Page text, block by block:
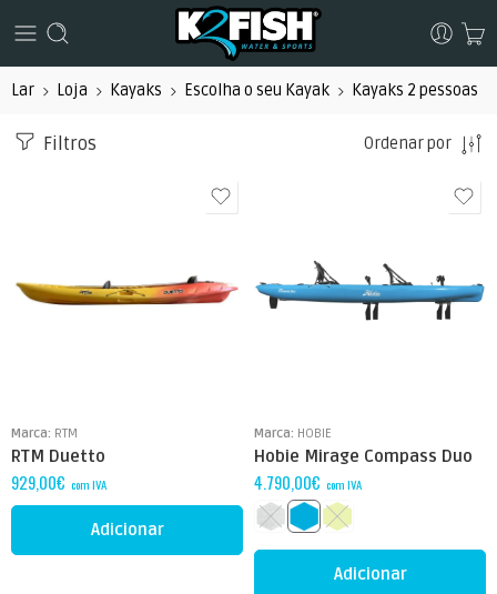
Lar Loja Kayaks Escolha o seu Kayak Kayaks 2 pessoas
Filtros Ordenar por
Marca: RTM
RTM Duetto
929,00€ com IVA
Adicionar
Marca: HOBIE
Hobie Mirage Compass Duo
4.790,00€ com IVA
Adicionar